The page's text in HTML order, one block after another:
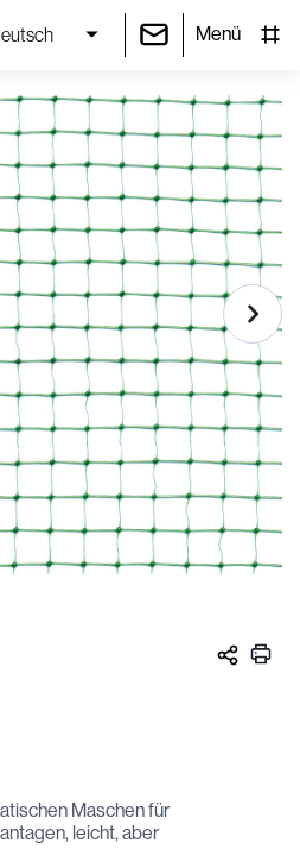
Menü
Maschen für
leicht, aber